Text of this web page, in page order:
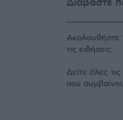
Διαβάστε
Ακολουθήστε
τις ειδήσεις
Δείτε όλες
που